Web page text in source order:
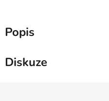
Popis
Diskuze